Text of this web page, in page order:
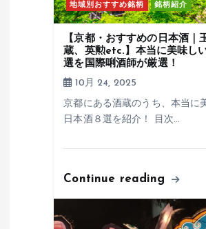
地域別おすすめ銘柄 銘柄紹介
【京都・おすすめの日本酒｜
蔵、英勲etc.】本当に美味し
選を国際唎酒師が厳選！
10月 24, 2025
京都にある酒蔵のうち、本当に
日本酒８選を紹介！ 目次…
Continue reading